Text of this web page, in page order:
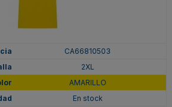
CA66810503
2XL
AMARILLO
En stock